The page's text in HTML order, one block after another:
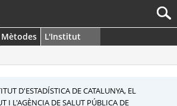
Mètodes
L'Institut
D'ESTADÍSTICA DE CATALUNYA, EL
I L'AGÈNCIA DE SALUT PÚBLICA DE